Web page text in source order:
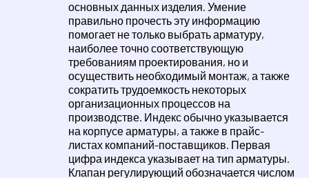
основных данных изделия. Умение
правильно прочесть эту информацию
помогает не только выбрать арматуру,
наиболее точно соответствующую
требованиям проектирования, но и
осуществить необходимый монтаж, а также
сократить трудоемкость некоторых
организационных процессов на
производстве. Индекс обычно указывается
на корпусе арматуры, а также в прайс-
листах компаний-поставщиков. Первая
цифра индекса указывает на тип арматуры.
Клапан регулирующий обозначается числом